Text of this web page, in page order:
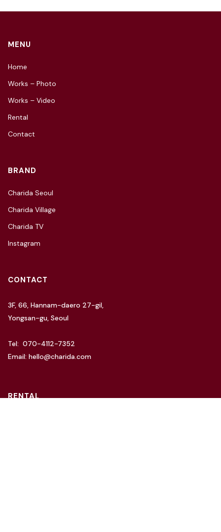
MENU
Home
Works – Photo
Works – Video
Rental
Contact
BRAND
Charida Seoul
Charida Village
Charida TV
Instagram
CONTACT
3F, 66, Hannam-daero 27-gil,
Yongsan-gu, Seoul
Tel: 070-4112-7352
Email: hello@charida.com
RENTAL